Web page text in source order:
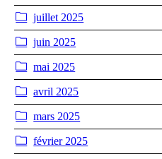
juillet 2025
juin 2025
mai 2025
avril 2025
mars 2025
février 2025